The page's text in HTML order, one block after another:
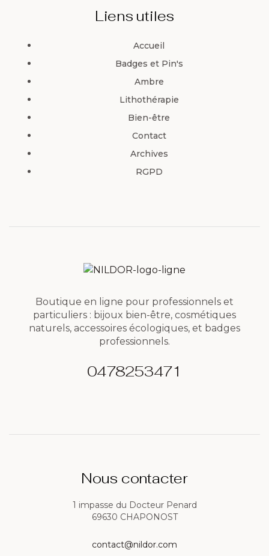
Liens utiles
Accueil
Badges et Pin's
Ambre
Lithothérapie
Bien-être
Contact
Archives
RGPD
Boutique en ligne pour professionnels et
particuliers : bijoux bien-être, cosmétiques
naturels, accessoires écologiques, et badges
professionnels.
0478253471
Nous contacter
1 impasse du Docteur Penard
69630 CHAPONOST
contact@nildor.com